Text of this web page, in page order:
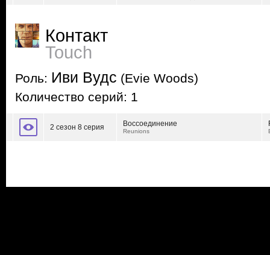
Контакт
Touch
Роль: Иви Вудс (Evie Woods)
Количество серий: 1
2 сезон 8 серия Воссоединение
Reunions